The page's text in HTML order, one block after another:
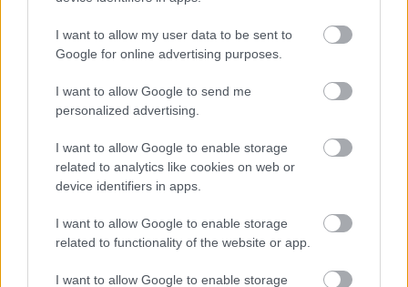
I want to allow my user data to be sent to
Google for online advertising purposes.
I want to allow Google to send me
personalized advertising.
I want to allow Google to enable storage
related to analytics like cookies on web or
device identifiers in apps.
I want to allow Google to enable storage
related to functionality of the website or app.
I want to allow Google to enable storage
Οι αλλαγές στο σώμα που θεωρούνται φυσιολογικές